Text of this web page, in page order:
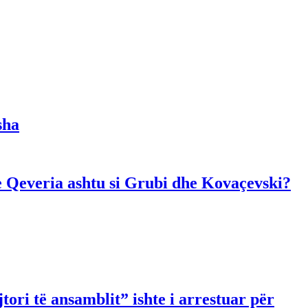
ashtu si Grubi dhe Kovaçevski?
të ansamblit” ishte i arrestuar për